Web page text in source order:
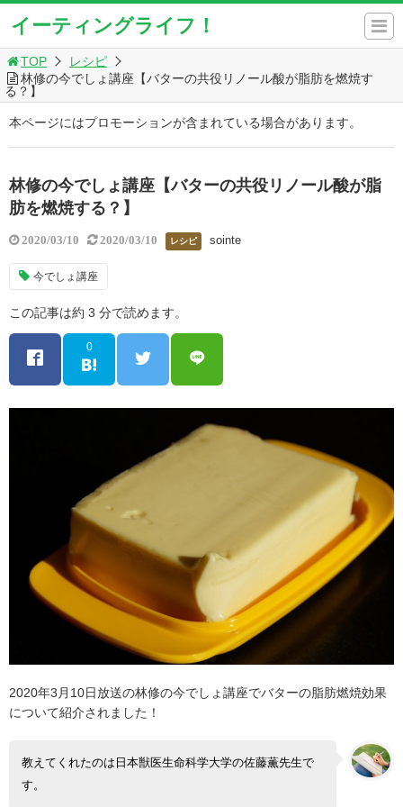
イーティングライフ！
TOP
レシピ
林修の今でしょ講座【バターの共役リノール酸が脂肪を燃焼す
る？】
本ページにはプロモーションが含まれている場合があります。
林修の今でしょ講座【バターの共役リノール酸が脂
肪を燃焼する？】
2020/03/10 2020/03/10 レシピ sointe
今でしょ講座
この記事は約 3 分で読めます。
0
2020年3月10日放送の林修の今でしょ講座でバターの脂肪燃焼効果
について紹介されました！
教えてくれたのは日本獣医生命科学大学の佐藤薫先生で
す。